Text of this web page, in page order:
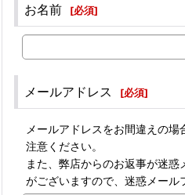
お名前 [必須]
メールアドレス [必須]
メールアドレスをお間違えの
注意ください。
また、弊店からのお返事が迷
がございますので、迷惑メール